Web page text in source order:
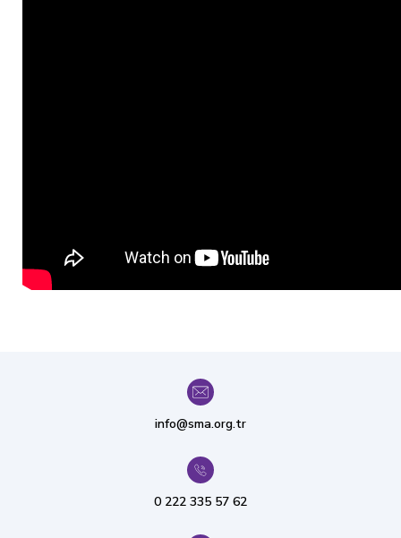
info@sma.org.tr
0 222 335 57 62